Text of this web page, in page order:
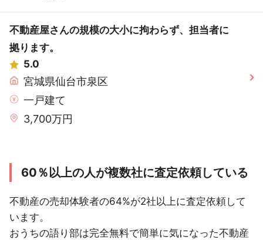
不動産屋さんの規模の大小に拘わらず、担当者に
拠ります。
5.0
宮城県仙台市泉区
一戸建て
3,700万円
60％以上の人が複数社に査定依頼している
不動産の売却体験者の64%が2社以上に査定依頼して
います。
おうちの語り部は完全無料で簡単に気になった不動産